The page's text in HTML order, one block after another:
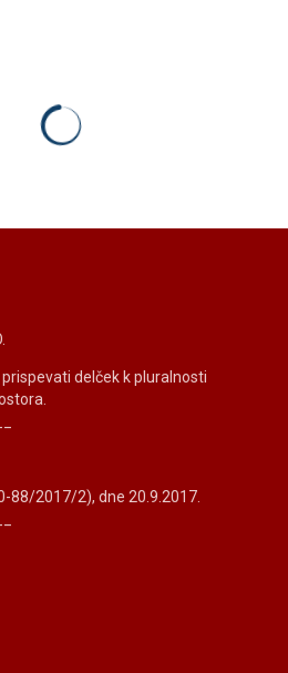
delček k pluralnosti
88/2017/2), dne 20.9.2017.